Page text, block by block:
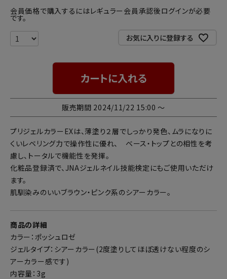
会員価格で購入するにはレギュラー会員承認後ログインが必要
です。
お気に入りに登録する
カートに入れる
販売期間 2024/11/22 15:00 〜
プリジェルカラーEXは、薄塗り２層でしっかり発色、ムラになりに
くいレベリング力で操作性に優れ、 ベース・トップとの相性を考
慮し、トータルで機能性を発揮。
化粧品登録済で、JNAジェルネイル技能検定にもご使用いただけ
ます。
肌馴染みのいいブラウン・ピンク系のシアーカラー。
商品の詳細
カラー：ポッシュロゼ
ジェルタイプ：シアーカラー(2度塗りしてほぼ透けない程度のシ
アーカラー感です)
内容量：3g